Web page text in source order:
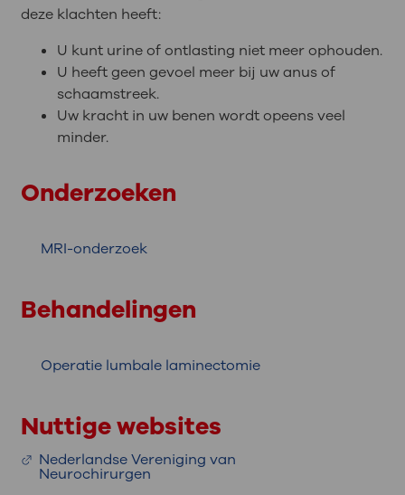
deze klachten heeft:
U kunt urine of ontlasting niet meer ophouden.
U heeft geen gevoel meer bij uw anus of
schaamstreek.
Uw kracht in uw benen wordt opeens veel
minder.
Onderzoeken
MRI-onderzoek
Behandelingen
Operatie lumbale laminectomie
Nuttige websites
Nederlandse Vereniging van
Neurochirurgen